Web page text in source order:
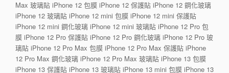
Max 玻璃貼 iPhone 12 包膜 iPhone 12 保護貼 iPhone 12 鋼化玻璃
iPhone 12 玻璃貼 iPhone 12 mini 包膜 iPhone 12 mini 保護貼
iPhone 12 mini 鋼化玻璃 iPhone 12 mini 玻璃貼 iPhone 12 Pro 包
膜 iPhone 12 Pro 保護貼 iPhone 12 Pro 鋼化玻璃 iPhone 12 Pro 玻
璃貼 iPhone 12 Pro Max 包膜 iPhone 12 Pro Max 保護貼 iPhone
12 Pro Max 鋼化玻璃 iPhone 12 Pro Max 玻璃貼 iPhone 13 包膜
iPhone 13 保護貼 iPhone 13 玻璃貼 iPhone 13 mini 包膜 iPhone 13